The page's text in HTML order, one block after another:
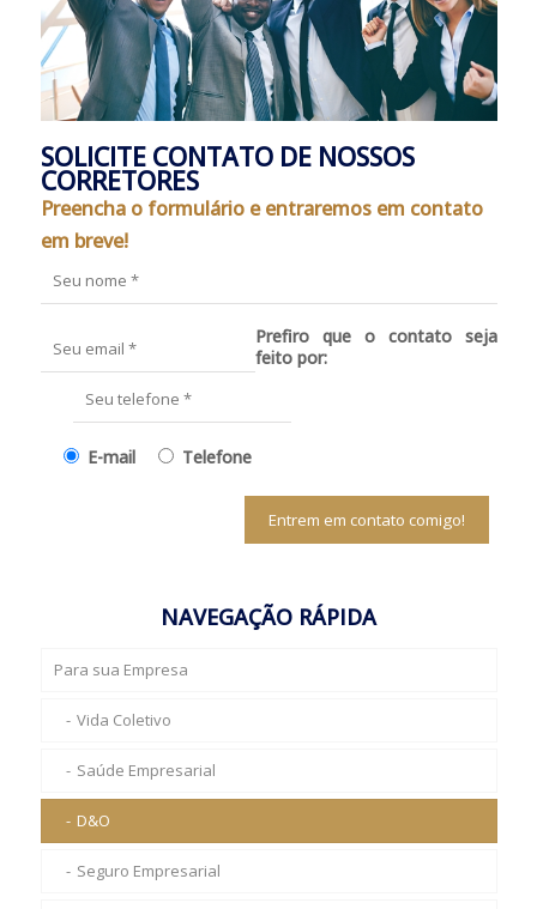
SOLICITE CONTATO DE NOSSOS
CORRETORES
Preencha o formulário e entraremos em contato
em breve!
Prefiro que o contato seja
feito por:
E-mail Telefone
NAVEGAÇÃO RÁPIDA
Para sua Empresa
Vida Coletivo
Saúde Empresarial
D&O
Seguro Empresarial